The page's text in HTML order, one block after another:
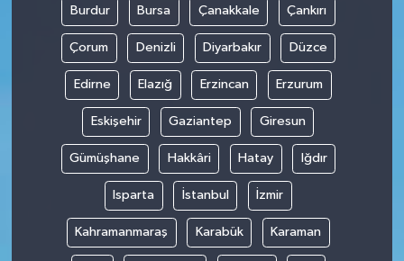
Burdur Bursa Çanakkale Çankırı
Çorum Denizli Diyarbakır Düzce
Edirne Elazığ Erzincan Erzurum
Eskişehir Gaziantep Giresun
Gümüşhane Hakkâri Hatay Iğdır
Isparta İstanbul İzmir
Kahramanmaraş Karabük Karaman